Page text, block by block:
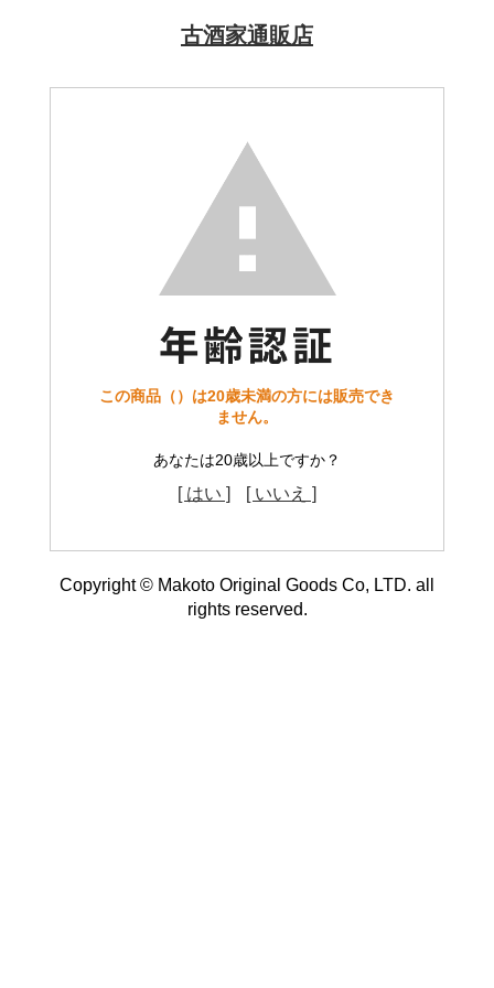
古酒家通販店
この商品（）は20歳未満の方には販売でき
ません。
あなたは20歳以上ですか？
[ はい ] [ いいえ ]
Copyright © Makoto Original Goods Co, LTD. all
rights reserved.